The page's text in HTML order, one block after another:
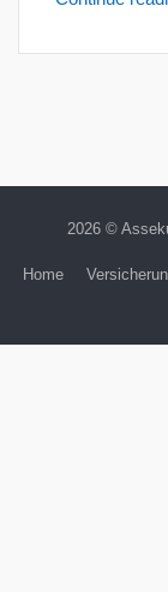
2026 ©
Home